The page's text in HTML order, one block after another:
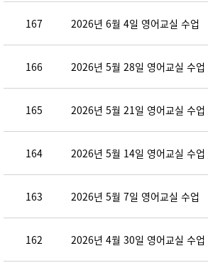
167 2026년 6월 4일 영어교실 수업
166 2026년 5월 28일 영어교실 수업
165 2026년 5월 21일 영어교실 수업
164 2026년 5월 14일 영어교실 수업
163 2026년 5월 7일 영어교실 수업
162 2026년 4월 30일 영어교실 수업